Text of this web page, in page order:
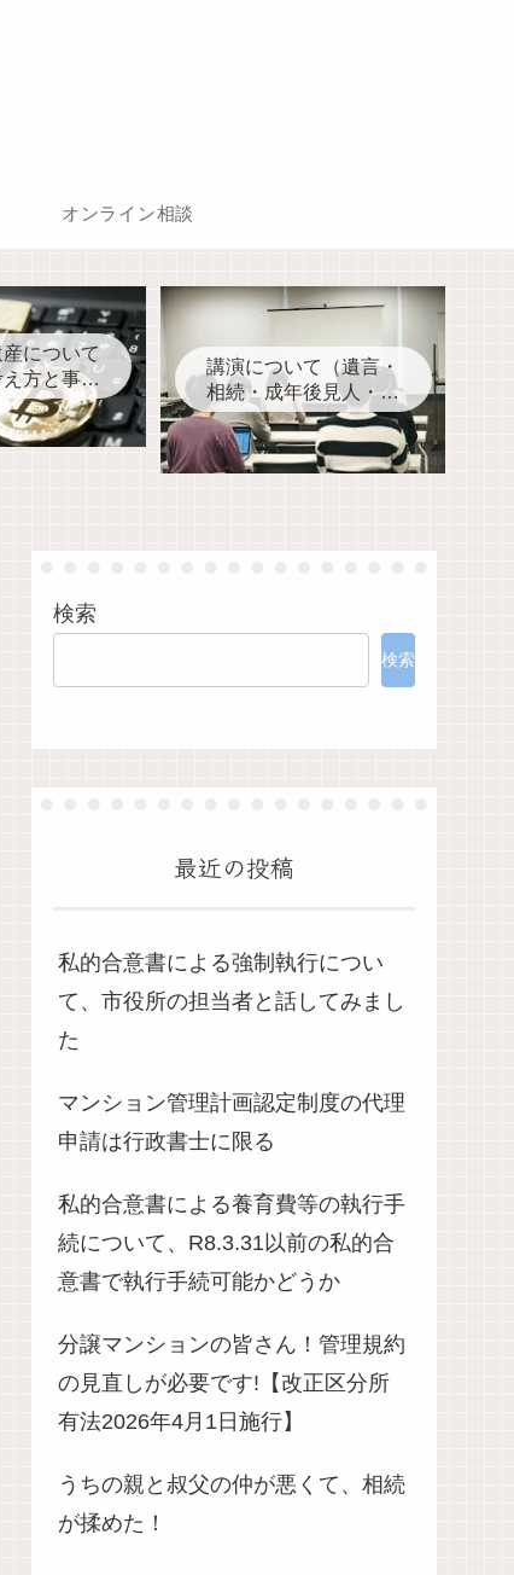
オンライン相談
について
方と事前
講演について（遺言・
相続・成年後見人・家
族信託・死後事務契約
など
検索
検索
最近の投稿
私的合意書による強制執行につい
て、市役所の担当者と話してみまし
た
マンション管理計画認定制度の代理
申請は行政書士に限る
私的合意書による養育費等の執行手
続について、R8.3.31以前の私的合
意書で執行手続可能かどうか
分譲マンションの皆さん！管理規約
の見直しが必要です!【改正区分所
有法2026年4月1日施行】
うちの親と叔父の仲が悪くて、相続
が揉めた！